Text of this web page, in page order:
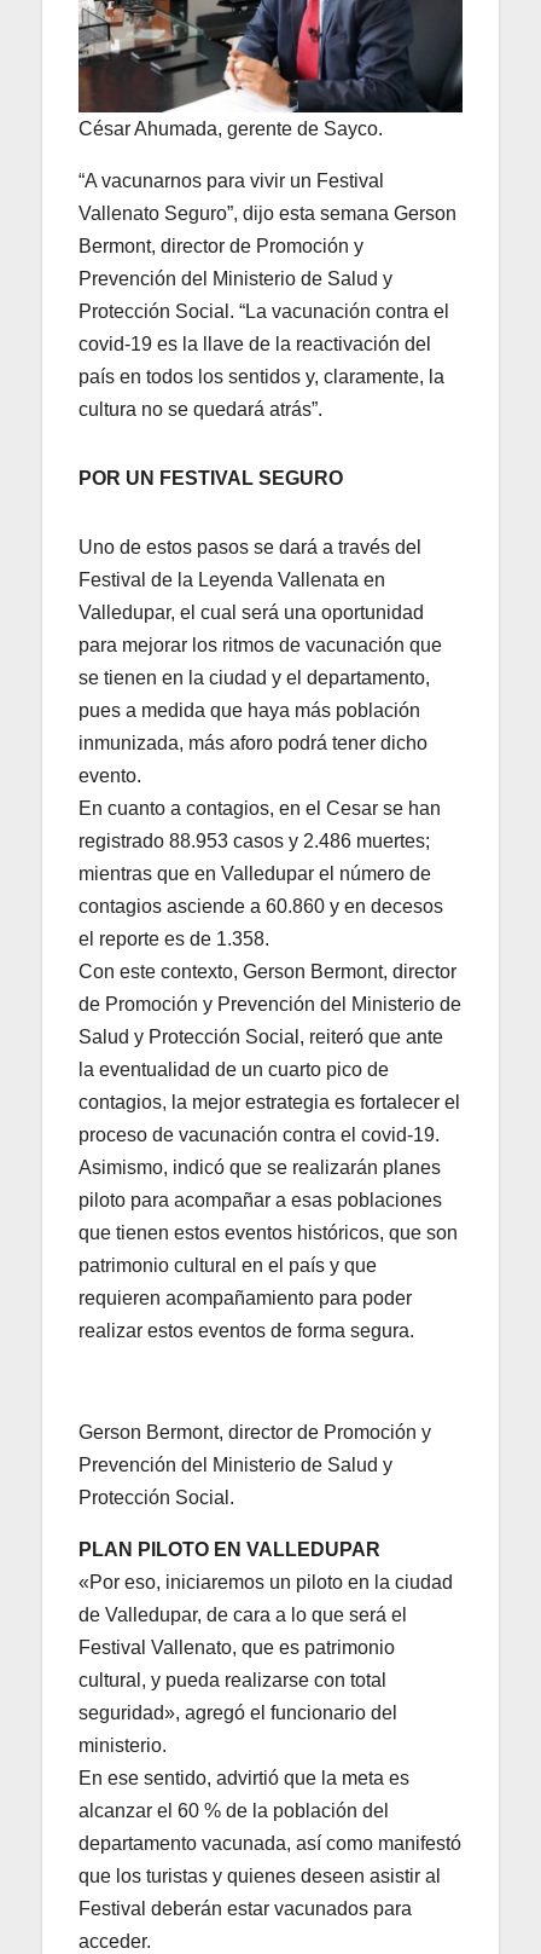
César Ahumada, gerente de Sayco.
“A vacunarnos para vivir un Festival
Vallenato Seguro”, dijo esta semana Gerson
Bermont, director de Promoción y
Prevención del Ministerio de Salud y
Protección Social. “La vacunación contra el
covid-19 es la llave de la reactivación del
país en todos los sentidos y, claramente, la
cultura no se quedará atrás”.
POR UN FESTIVAL SEGURO
Uno de estos pasos se dará a través del
Festival de la Leyenda Vallenata en
Valledupar, el cual será una oportunidad
para mejorar los ritmos de vacunación que
se tienen en la ciudad y el departamento,
pues a medida que haya más población
inmunizada, más aforo podrá tener dicho
evento.
En cuanto a contagios, en el Cesar se han
registrado 88.953 casos y 2.486 muertes;
mientras que en Valledupar el número de
contagios asciende a 60.860 y en decesos
el reporte es de 1.358.
Con este contexto, Gerson Bermont, director
de Promoción y Prevención del Ministerio de
Salud y Protección Social, reiteró que ante
la eventualidad de un cuarto pico de
contagios, la mejor estrategia es fortalecer el
proceso de vacunación contra el covid-19.
Asimismo, indicó que se realizarán planes
piloto para acompañar a esas poblaciones
que tienen estos eventos históricos, que son
patrimonio cultural en el país y que
requieren acompañamiento para poder
realizar estos eventos de forma segura.
Gerson Bermont, director de Promoción y
Prevención del Ministerio de Salud y
Protección Social.
PLAN PILOTO EN VALLEDUPAR
«Por eso, iniciaremos un piloto en la ciudad
de Valledupar, de cara a lo que será el
Festival Vallenato, que es patrimonio
cultural, y pueda realizarse con total
seguridad», agregó el funcionario del
ministerio.
En ese sentido, advirtió que la meta es
alcanzar el 60 % de la población del
departamento vacunada, así como manifestó
que los turistas y quienes deseen asistir al
Festival deberán estar vacunados para
acceder.